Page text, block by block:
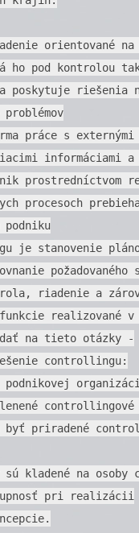
orientované na
ho pod kontrolou
poskytuje riešenia
práce s externými
informáciami
prostredníctvom
procesoch
podniku
je stanovenie
požadovaného
riadenie a
realizované
na tieto otázky -
controllingu:
byť priradené
kladené na osoby
pri realizácii